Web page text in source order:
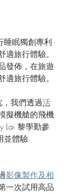
睡眠獨創專利
旅行體驗。
發佈，在旅遊
旅行體驗。
我們透過活
擬機艙的飛機
Lai 黎學勤參
並體驗
影像製作及相
一次試用高品